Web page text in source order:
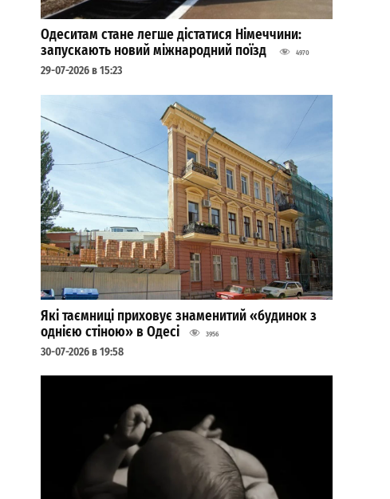
Одеситам стане легше дістатися Німеччини:
запускають новий міжнародний поїзд
4970
29-07-2026 в 15:23
Які таємниці приховує знаменитий «будинок з
однією стіною» в Одесі
3956
30-07-2026 в 19:58